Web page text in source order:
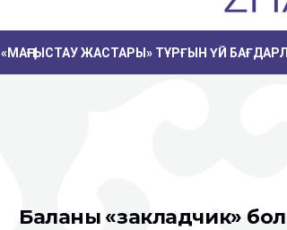
«МАҢҒЫСТАУ ЖАСТАРЫ» ТҰРҒЫН ҮЙ
Баланың «закладчик»